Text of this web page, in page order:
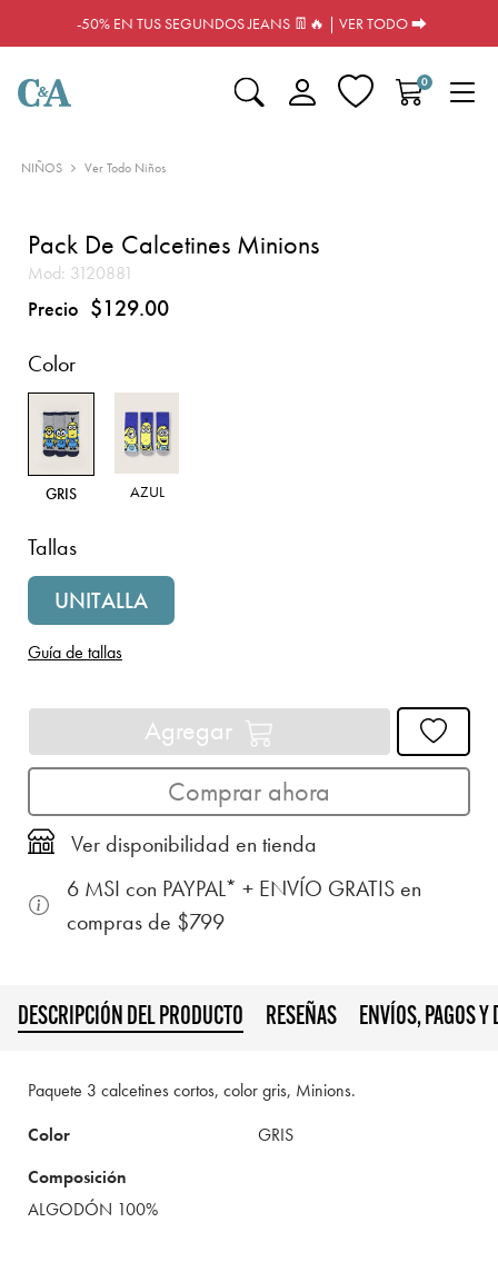
-50% EN TUS SEGUNDOS JEANS 👖🔥 | VER TODO ⮕
0
NIÑOS Ver Todo Niños
Pack De Calcetines Minions
Mod: 3120881
Precio $129.00
Color
GRIS AZUL
Tallas
UNITALLA
Guía de tallas
Agregar
Comprar ahora
Ver disponibilidad en tienda
6 MSI con PAYPAL* + ENVÍO GRATIS en
compras de $799
DESCRIPCIÓN DEL PRODUCTO RESEÑAS ENVÍOS, PAGOS Y
Paquete 3 calcetines cortos, color gris, Minions.
Color
GRIS
Composición
ALGODÓN 100%